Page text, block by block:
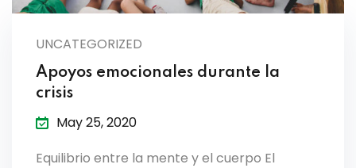
UNCATEGORIZED
Apoyos emocionales durante la
crisis
May 25, 2020
Equilibrio entre la mente y el cuerpo El